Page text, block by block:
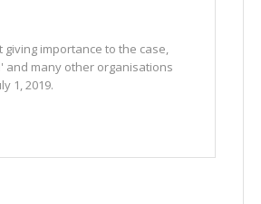
giving importance to the case,
and many other organisations
1, 2019.